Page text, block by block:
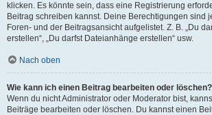
klicken. Es könnte sein, dass eine Registrierung
Beitrag schreiben kannst. Deine Berechtigungen sind
Foren- und der Beitragsansicht aufgelistet. Z. B. „Du
erstellen“, „Du darfst Dateianhänge erstellen“ usw.
Nach oben
Wie kann ich einen Beitrag bearbeiten oder löschen?
Wenn du nicht Administrator oder Moderator bist,
Beiträge bearbeiten oder löschen. Du kannst einen